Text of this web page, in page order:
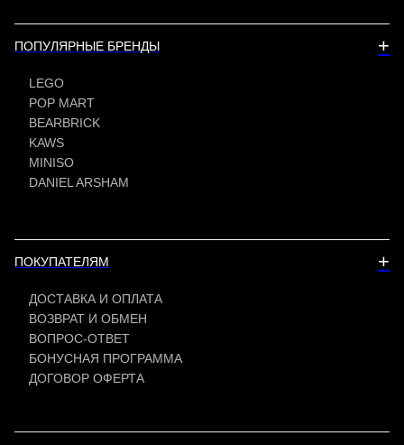
ПОПУЛЯРНЫЕ БРЕНДЫ +
LEGO
POP MART
BEARBRICK
KAWS
MINISO
DANIEL ARSHAM
ПОКУПАТЕЛЯМ +
ДОСТАВКА И ОПЛАТА
ВОЗВРАТ И ОБМЕН
ВОПРОС-ОТВЕТ
БОНУСНАЯ ПРОГРАММА
ДОГОВОР ОФЕРТА